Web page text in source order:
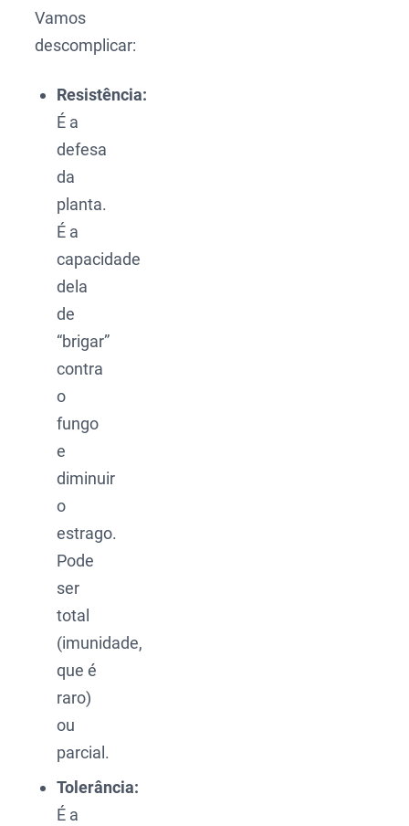
Vamos
descomplicar:
Resistência:
É a
defesa
da
planta.
É a
capacidade
dela
de
“brigar”
contra
o
fungo
e
diminuir
o
estrago.
Pode
ser
total
(imunidade,
que é
raro)
ou
parcial.
Tolerância:
É a